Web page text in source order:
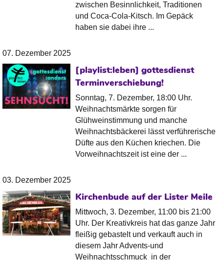
zwischen Besinnlichkeit, Traditionen
und Coca-Cola-Kitsch. Im Gepäck
haben sie dabei ihre ...
07. Dezember 2025
[playlist:leben] gottesdienst
Terminverschiebung!
Sonntag, 7. Dezember, 18:00 Uhr.
Weihnachtsmärkte sorgen für
Glühweinstimmung und manche
Weihnachtsbäckerei lässt verführerische
Düfte aus den Küchen kriechen. Die
Vorweihnachtszeit ist eine der ...
03. Dezember 2025
Kirchenbude auf der Lister Meile
Mittwoch, 3. Dezember, 11:00 bis 21:00
Uhr. Der Kreativkreis hat das ganze Jahr
fleißig gebastelt und verkauft auch in
diesem Jahr Advents-und
Weihnachtsschmuck in der